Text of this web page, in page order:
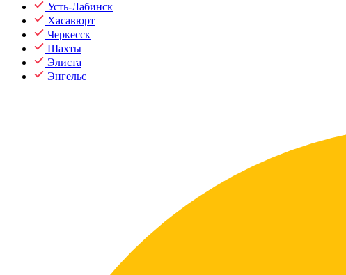
Усть-Лабинск
Хасавюрт
Черкесск
Шахты
Элиста
Энгельс